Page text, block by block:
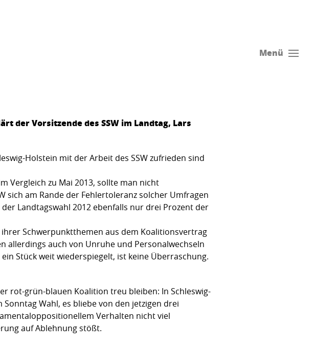
Menü
der Vorsitzende des SSW im Landtag, Lars
Holstein mit der Arbeit des SSW zufrieden sind
Vergleich zu Mai 2013, sollte man nicht
sich am Rande der Fehlertoleranz solcher Umfragen
Landtagswahl 2012 ebenfalls nur drei Prozent der
Schwerpunktthemen aus dem Koalitionsvertrag
allerdings auch von Unruhe und Personalwechseln
Stück weit wiederspiegelt, ist keine Überraschung.
rot-grün-blauen Koalition treu bleiben: In Schleswig-
Wahl, es bliebe von den jetzigen drei
Verhalten nicht viel
auf Ablehnung stößt.